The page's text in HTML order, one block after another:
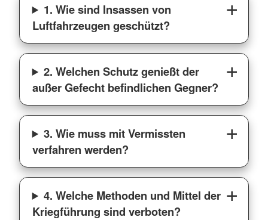
1. Wie sind Insassen von
Luftfahrzeugen geschützt?
2. Welchen Schutz genießt der
außer Gefecht befindlichen Gegner?
3. Wie muss mit Vermissten
verfahren werden?
4. Welche Methoden und Mittel der
Kriegführung sind verboten?